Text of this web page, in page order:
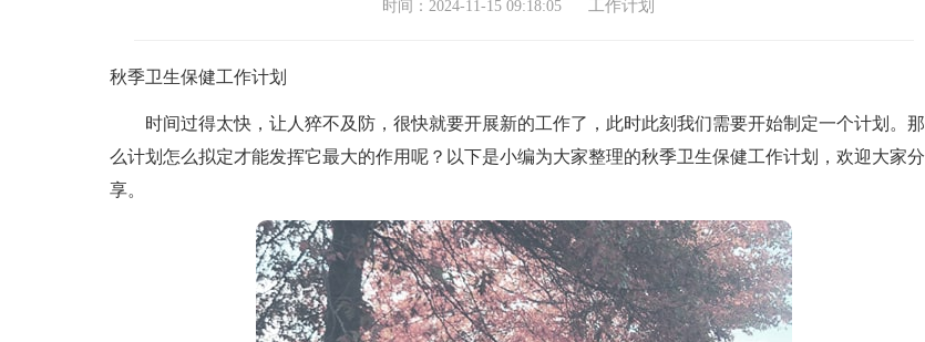
时间：2024-11-15 09:18:05 工作计划
秋季卫生保健工作计划
时间过得太快，让人猝不及防，很快就要开展新的工作了，此时此刻我们需要开始制定一个计划。那
么计划怎么拟定才能发挥它最大的作用呢？以下是小编为大家整理的秋季卫生保健工作计划，欢迎大家分
享。